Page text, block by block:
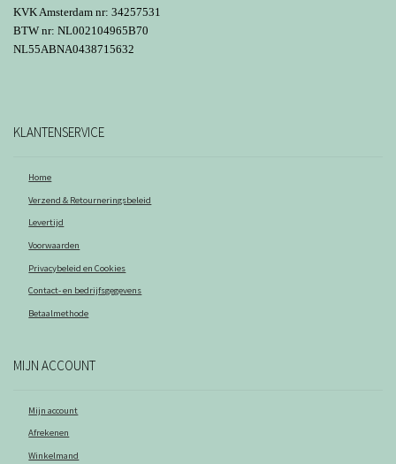
KVK Amsterdam nr: 34257531
BTW nr: NL002104965B70
NL55ABNA0438715632
KLANTENSERVICE
Home
Verzend & Retourneringsbeleid
Levertijd
Voorwaarden
Privacybeleid en Cookies
Contact- en bedrijfsgegevens
Betaalmethode
MIJN ACCOUNT
Mijn account
Afrekenen
Winkelmand